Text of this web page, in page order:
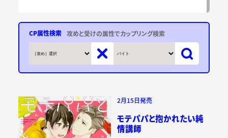
攻めと受けの属性でカップリング検索
CP属性検索
2月15日発売
モテパパと抱かれたい純
情講師